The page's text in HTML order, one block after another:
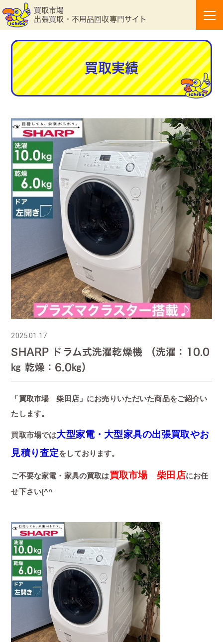
買取市場
出張買取・不用品回収専門サイト
買取実績
2025.01.17
SHARP ドラム式洗濯乾燥機 （洗濯：10.0
㎏ 乾燥：6.0㎏）
「買取市場 柴田店」にお売りいただいた商品をご紹介い
たします。
買取市場では大型家電・大型家具の出張買取やお
見積り査定をしております。
ご不要な家電・家具の買取は買取市場 柴田店にお任
せ下さい(^^